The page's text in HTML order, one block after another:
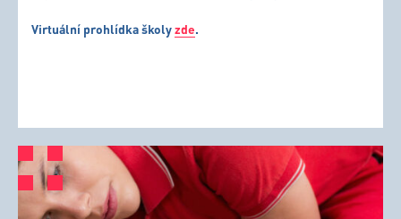
Virtuální prohlídka školyzde.